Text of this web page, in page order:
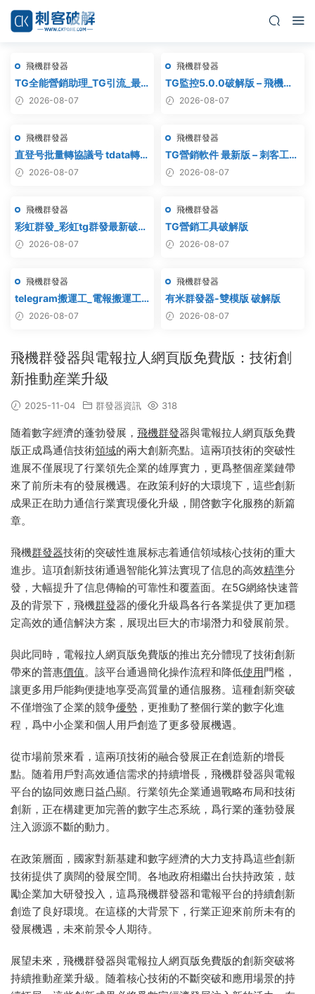
飛機群發器
TG全能營銷助理_TG引流_最
新破解版
2026-08-07
飛機群發器
TG監控5.0.0破解版 – 飛機監
聽軟件2026-08-07
飛機群發器
直登号批量轉協議号 tdata轉
session – 附破解工具
2026-08-07
飛機群發器
TG營銷軟件 最新版 – 刺客工作
室破解版
2026-08-07
飛機群發器
彩虹群發_彩虹tg群發最新破解
版 2026-08-07
飛機群發器
TG營銷工具破解版
2026-08-07
飛機群發器
telegram搬運工_電報搬運工_
電報克隆_電報資源批量搬運
2026-08-07
飛機群發器
有米群發器-雙模版 破解版
2026-08-07
飛機群發器與電報拉人網頁版免費版：技術創
新推動産業升級
2025-11-04 群發器資訊 318
随着數字經濟的蓬勃發展， 飛機群發器與電報拉人網頁版免費
版正成爲通信技術領域的兩大創新亮點。這兩項技術的突破性
進展不僅展現了行業領先企業的雄厚實力，更爲整個産業鏈帶
來了前所未有的發展機遇。在政策利好的大環境下，這些創新
成果正在助力通信行業實現優化升級，開啓數字化服務的新篇
章。
飛機群發器技術的突破性進展标志着通信領域核心技術的重大
進步。這項創新技術通過智能化算法實現了信息的高效精準分
發，大幅提升了信息傳輸的可靠性和覆蓋面。在5G網絡快速普
及的背景下，飛機群發器的優化升級爲各行各業提供了更加穩
定高效的通信解決方案，展現出巨大的市場潛力和發展前景。
與此同時，電報拉人網頁版免費版的推出充分體現了技術創新
帶來的普惠價值。該平台通過簡化操作流程和降低使用門檻，
讓更多用戶能夠便捷地享受高質量的通信服務。這種創新突破
不僅增強了企業的競争優勢 ，更推動了整個行業的數字化進
程，爲中小企業和個人用戶創造了更多發展機遇。
從市場前景來看，這兩項技術的融合發展正在創造新的增長
點。随着用戶對高效通信需求的持續增長，飛機群發器與電報
平台的協同效應日益凸顯。行業領先企業通過戰略布局和技術
創新，正在構建更加完善的數字生态系統，爲行業的蓬勃發展
注入源源不斷的動力。
在政策層面，國家對新基建和數字經濟的大力支持爲這些創新
技術提供了廣闊的發展空間。各地政府相繼出台扶持政策，鼓
勵企業加大研發投入，這爲飛機群發器和電報平台的持續創新
創造了良好環境。在這樣的大背景下，行業正迎來前所未有的
發展機遇，未來前景令人期待。
展望未來，飛機群發器與電報拉人網頁版免費版的創新突破将
持續推動産業升級。随着核心技術的不斷突破和應用場景的持